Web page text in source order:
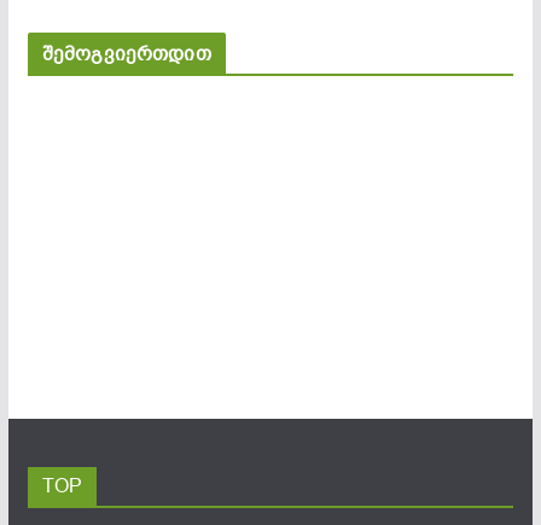
შემოგვიერთდით
TOP